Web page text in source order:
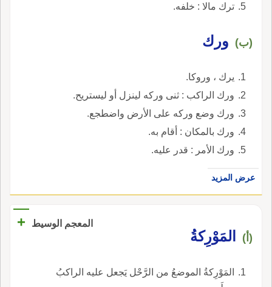
ترك مالا : خلفه.
(ب) ورك
يرك ، وروكا.
ورك الراكب : ثنى وركه لينزل أو ليستريح.
ورك وضع وركه على الأرض واضطجع.
ورك بالمكان : أقام به.
ورك الأمر : قدر عليه.
عرض المزيد
المعجم الوسيط +
(أ) المَوْرِكةُ
المَوْرِكةُ الموضعُ من الرَّحْل يَجعل عليه الراكبُ